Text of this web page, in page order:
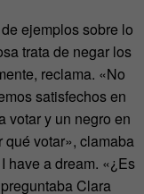
ejemplos sobre lo
trata de negar los
reclama. «No
satisfechos en
votar y un negro en
qué votar», clamaba
have a dream. «¿Es
Clara